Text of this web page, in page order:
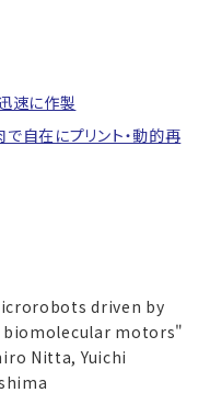
速に作製
自在にプリント・動的再
driven by
motors"
Nitta, Yuichi